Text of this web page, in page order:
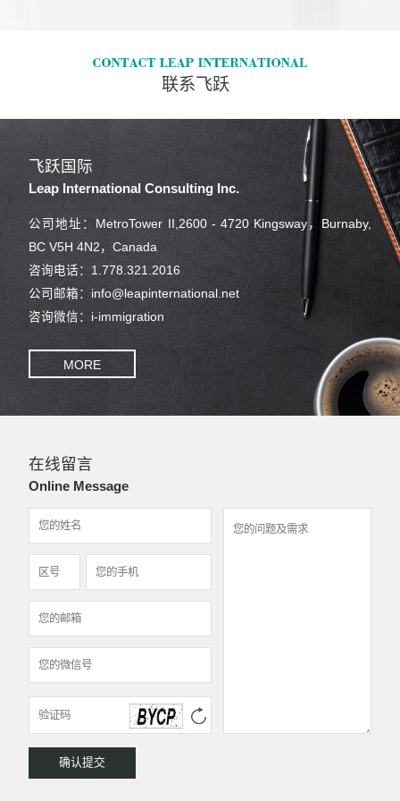
联系飞跃
飞跃国际
Leap International Consulting Inc.
公司地址：MetroTower II,2600 - 4720 Kingsway，Burnaby,
BC V5H 4N2，Canada
咨询电话：1.778.321.2016
公司邮箱：info@leapinternational.net
咨询微信：i-immigration
MORE
在线留言
Online Message